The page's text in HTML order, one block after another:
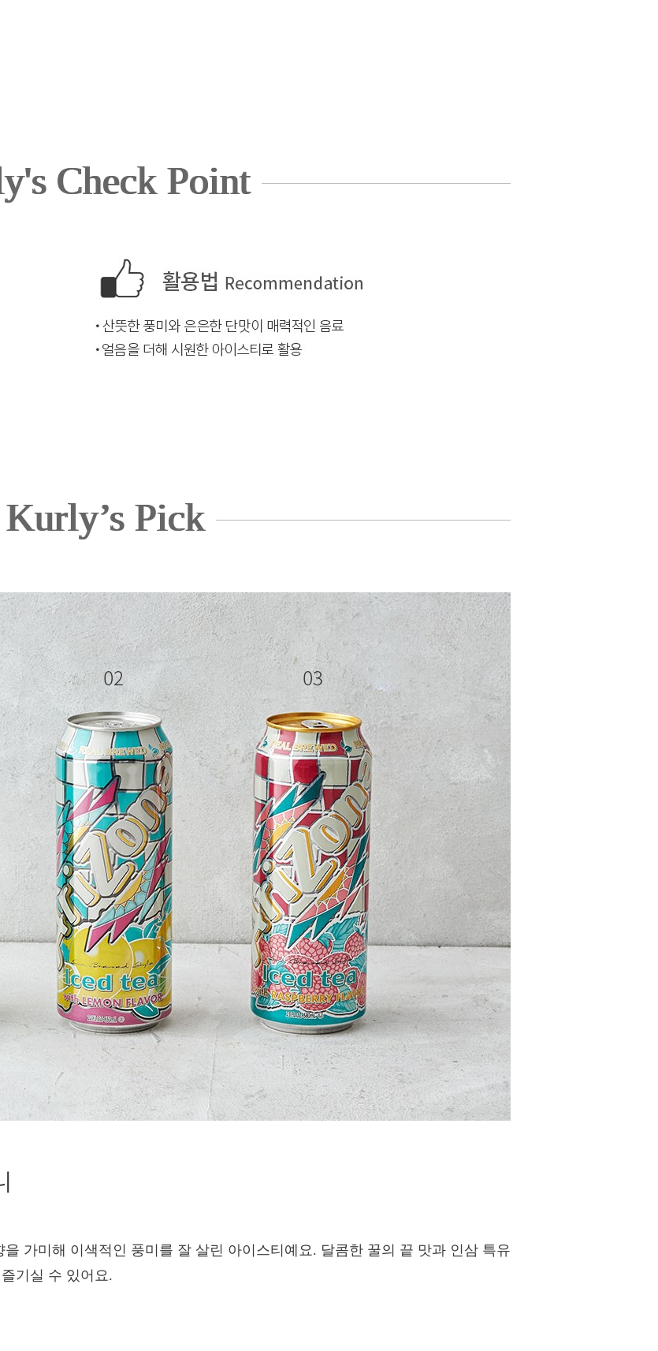
Check Point
Kurly’s Pick
가미해 이색적인 풍미를 잘 살린 아이스티예요. 달콤한 꿀의 끝 맛과 인삼 특유
기실 수 있어요.